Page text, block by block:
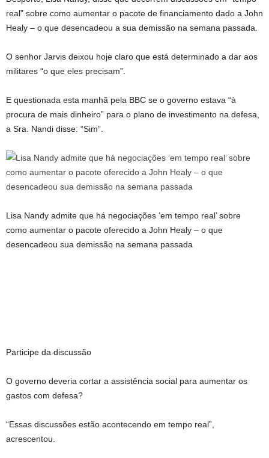
real” sobre como aumentar o pacote de financiamento dado a John
Healy – o que desencadeou a sua demissão na semana passada.
O senhor Jarvis deixou hoje claro que está determinado a dar aos
militares “o que eles precisam”.
E questionada esta manhã pela BBC se o governo estava “à
procura de mais dinheiro” para o plano de investimento na defesa,
a Sra. Nandi disse: “Sim”.
Lisa Nandy admite que há negociações ‘em tempo real’ sobre
como aumentar o pacote oferecido a John Healy – o que
desencadeou sua demissão na semana passada
Participe da discussão
O governo deveria cortar a assistência social para aumentar os
gastos com defesa?
“Essas discussões estão acontecendo em tempo real”,
acrescentou.